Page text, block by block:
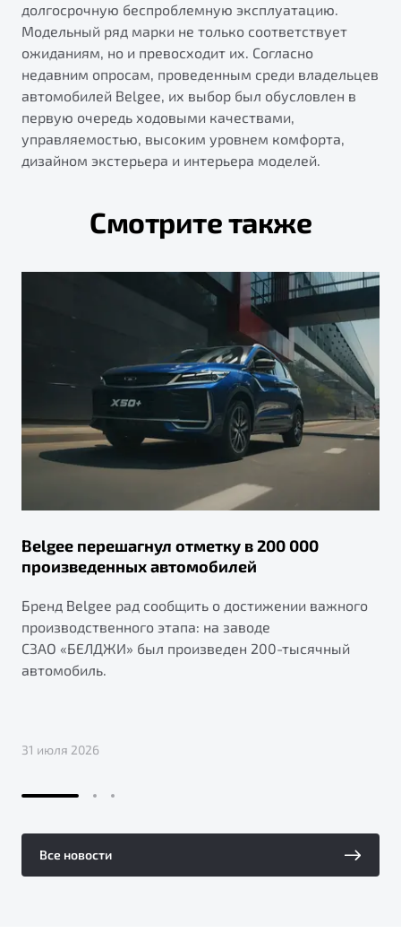
долгосрочную беспроблемную эксплуатацию.
Модельный ряд марки не только соответствует
ожиданиям, но и превосходит их. Согласно
недавним опросам, проведенным среди владельцев
автомобилей Belgee, их выбор был обусловлен в
первую очередь ходовыми качествами,
управляемостью, высоким уровнем комфорта,
дизайном экстерьера и интерьера моделей.
Смотрите также
Belgee перешагнул отметку в 200 000
произведенных автомобилей
Бренд Belgee рад сообщить о достижении важного
производственного этапа: на заводе
СЗАО «БЕЛДЖИ» был произведен 200-тысячный
автомобиль.
31 июля 2026
Все новости